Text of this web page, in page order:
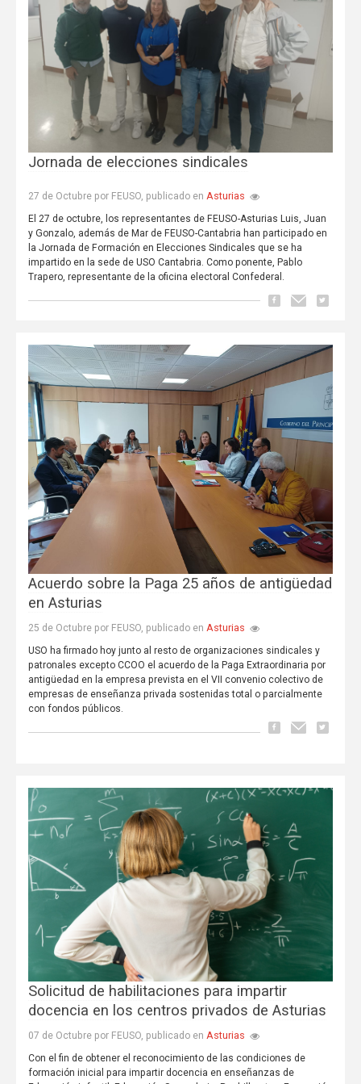
Jornada de elecciones sindicales
27 de Octubre por FEUSO, publicado en Asturias
El 27 de octubre, los representantes de FEUSO-Asturias Luis, Juan
y Gonzalo, además de Mar de FEUSO-Cantabria han participado en
la Jornada de Formación en Elecciones Sindicales que se ha
impartido en la sede de USO Cantabria. Como ponente, Pablo
Trapero, representante de la oficina electoral Confederal.
Acuerdo sobre la Paga 25 años de antigüedad
en Asturias
25 de Octubre por FEUSO, publicado en Asturias
USO ha firmado hoy junto al resto de organizaciones sindicales y
patronales excepto CCOO el acuerdo de la Paga Extraordinaria por
antigüedad en la empresa prevista en el VII convenio colectivo de
empresas de enseñanza privada sostenidas total o parcialmente
con fondos públicos.
Solicitud de habilitaciones para impartir
docencia en los centros privados de Asturias
07 de Octubre por FEUSO, publicado en Asturias
Con el fin de obtener el reconocimiento de las condiciones de
formación inicial para impartir docencia en enseñanzas de